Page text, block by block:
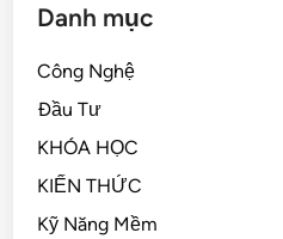
Danh mục
Công Nghệ
Đầu Tư
KHÓA HỌC
KIẾN THỨC
Kỹ Năng Mềm